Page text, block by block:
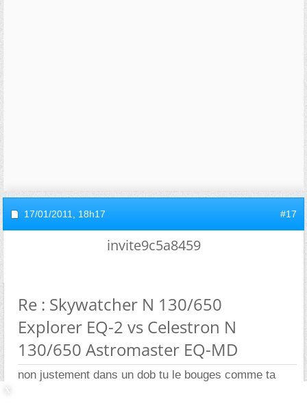
17/01/2011, 18h17 #17
invite9c5a8459
Re : Skywatcher N 130/650
Explorer EQ-2 vs Celestron N
130/650 Astromaster EQ-MD
non justement dans un dob tu le bouges comme ta